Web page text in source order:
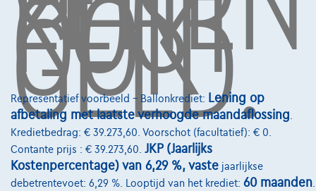
OOK
GELD.
Representatief voorbeeld – Ballonkrediet: Lening op
afbetaling met laatste verhoogde maandaflossing.
Kredietbedrag: € 39.273,60. Voorschot (facultatief): € 0.
Contante prijs : € 39.273,60. JKP (Jaarlijks
Kostenpercentage) van 6,29 %, vaste jaarlijkse
debetrentevoet: 6,29 %. Looptijd van het krediet: 60 maanden.
Financiering
Autoverzekering
Lease en persoonlijke lease
Over Ons
Word klant
Wie zijn we